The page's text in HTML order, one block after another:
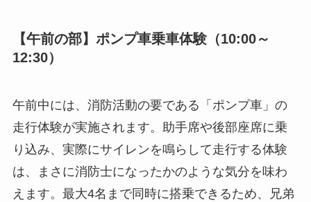
【午前の部】ポンプ車乗車体験（10:00～
12:30）
午前中には、消防活動の要である「ポンプ車」の
走行体験が実施されます。助手席や後部座席に乗
り込み、実際にサイレンを鳴らして走行する体験
は、まさに消防士になったかのような気分を味わ
えます。最大4名まで同時に搭乗できるため、兄弟